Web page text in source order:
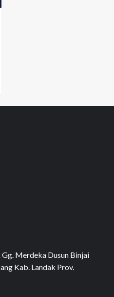
Gg. Merdeka Dusun Binjai
Kab. Landak Prov.